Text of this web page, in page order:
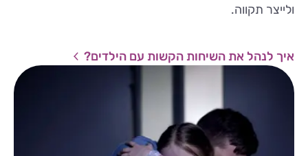
ולייצר תקווה.
איך לנהל את השיחות הקשות עם הילדים?